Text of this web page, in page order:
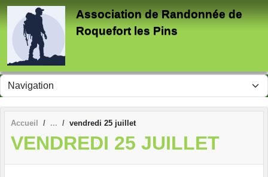
Association de Randonnée de
Roquefort les Pins
Accueil vendredi 25 juillet
VENDREDI 25 JUILLET
Panneau de gestion des cookies